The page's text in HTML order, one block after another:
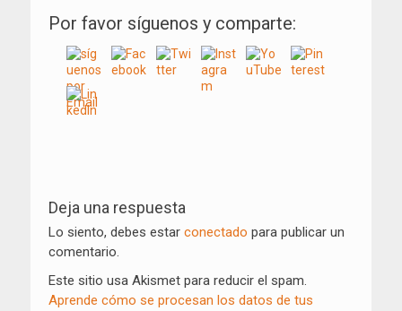
Por favor síguenos y comparte:
de
entradas
Deja una respuesta
Lo siento, debes estar conectado para publicar un
comentario.
Este sitio usa Akismet para reducir el spam.
Aprende cómo se procesan los datos de tus